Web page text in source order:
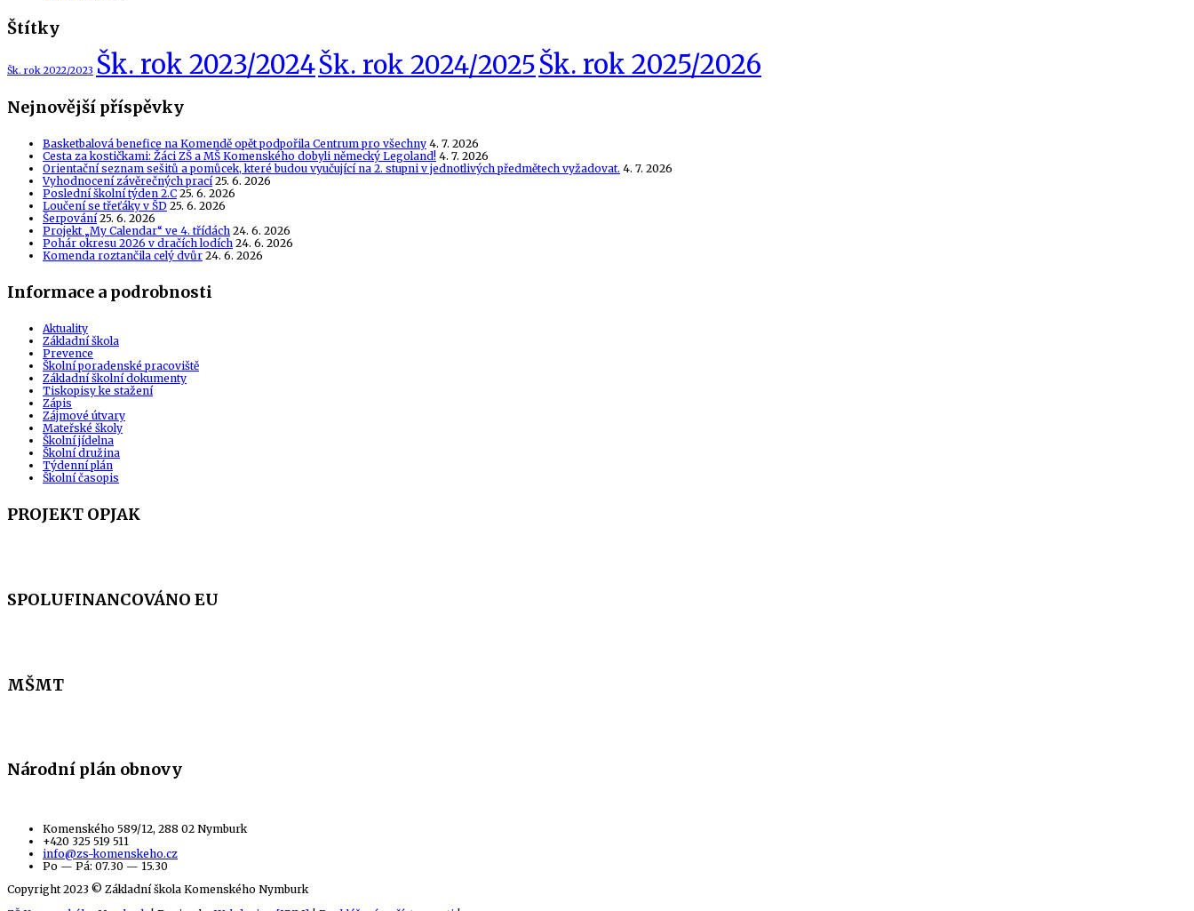
Štítky
Šk. rok 2022/2023 Šk. rok 2023/2024Šk. rok 2024/2025Šk. rok 2025/2026
Nejnovější příspěvky
Basketbalová benefice na Komendě opět podpořila Centrum pro všechny 4. 7. 2026
Cesta za kostičkami: Žáci ZŠ a MŠ Komenského dobyli německý Legoland! 4. 7. 2026
Orientační seznam sešitů a pomůcek, které budou vyučující na 2. stupni v jednotlivých předmětech vyžadovat. 4. 7. 2026
Vyhodnocení závěrečných prací 25. 6. 2026
Poslední školní týden 2.C 25. 6. 2026
Loučení se třeťáky v ŠD 25. 6. 2026
Šerpování 25. 6. 2026
Projekt „My Calendar“ ve 4. třídách 24. 6. 2026
Pohár okresu 2026 v dračích lodích 24. 6. 2026
Komenda roztančila celý dvůr 24. 6. 2026
Informace a podrobnosti
Aktuality
Základní škola
Prevence
Školní poradenské pracoviště
Základní školní dokumenty
Tiskopisy ke stažení
Zápis
Zájmové útvary
Mateřské školy
Školní jídelna
Školní družina
Týdenní plán
Školní časopis
PROJEKT OPJAK
SPOLUFINANCOVÁNO EU
MŠMT
Národní plán obnovy
Komenského 589/12, 288 02 Nymburk
+420 325 519 511
info@zs-komenskeho.cz
Po — Pá: 07.30 — 15.30
Copyright 2023 © Základní škola Komenského Nymburk